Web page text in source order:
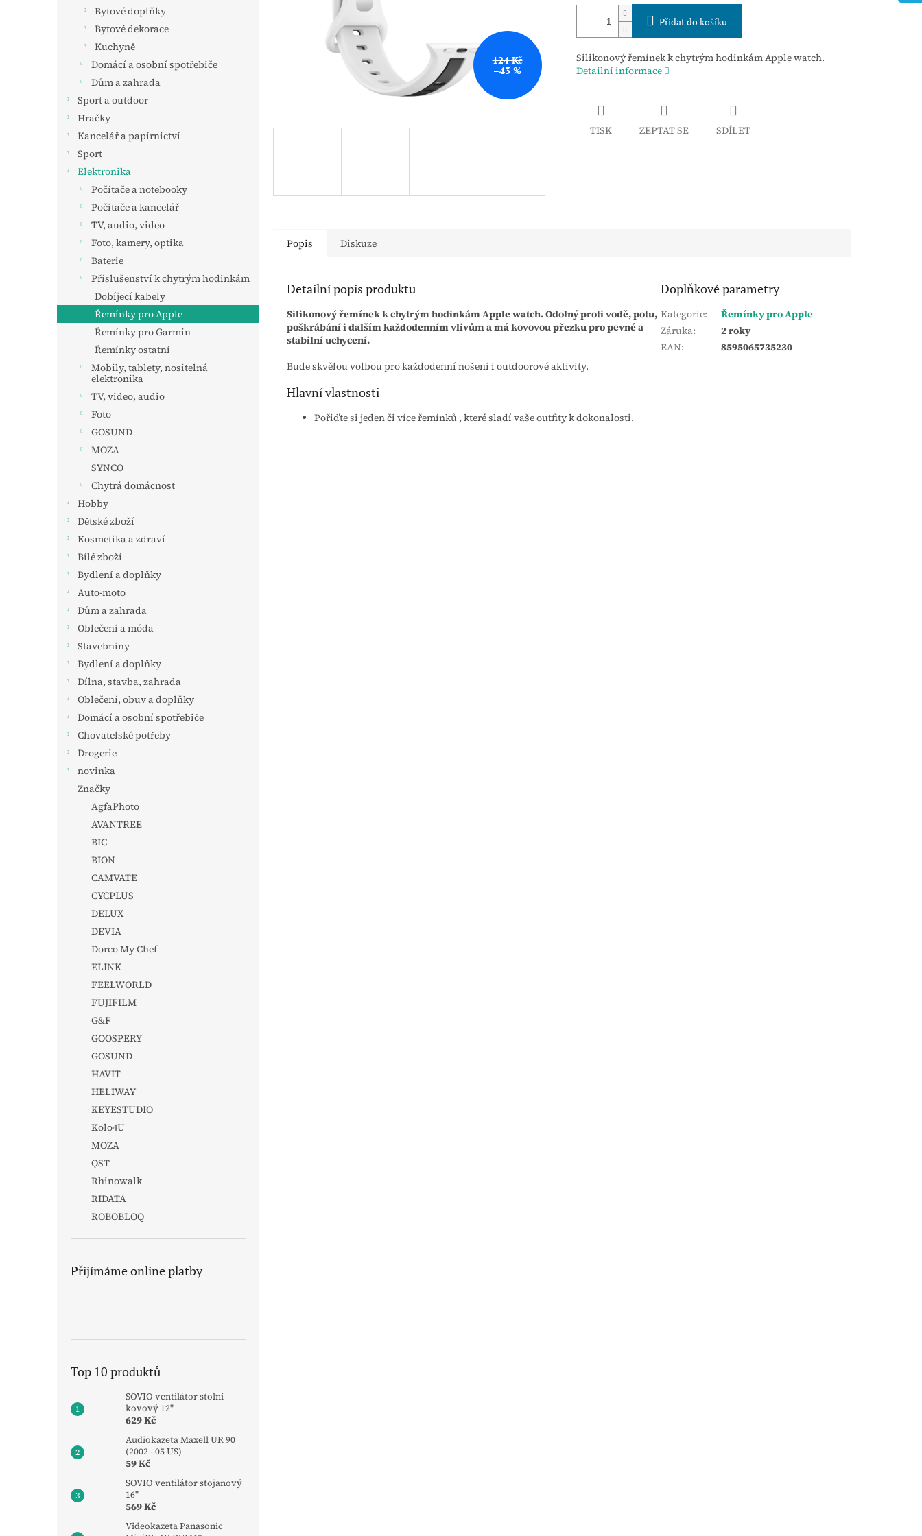
Bytové doplňky
Bytové dekorace
Kuchyně
Domácí a osobní spotřebiče
Dům a zahrada
Sport a outdoor
Hračky
Kancelář a papírnictví
Sport
Elektronika
Počítače a notebooky
Počítače a kancelář
TV, audio, video
Foto, kamery, optika
Baterie
Příslušenství k chytrým hodinkám
Dobíjecí kabely
Řemínky pro Apple
Řemínky pro Garmin
Řemínky ostatní
Mobily, tablety, nositelná
elektronika
TV, video, audio
Foto
GOSUND
MOZA
SYNCO
Chytrá domácnost
Hobby
Dětské zboží
Kosmetika a zdraví
Bílé zboží
Bydlení a doplňky
Auto-moto
Dům a zahrada
Oblečení a móda
Stavebniny
Bydlení a doplňky
Dílna, stavba, zahrada
Oblečení, obuv a doplňky
Domácí a osobní spotřebiče
Chovatelské potřeby
Drogerie
novinka
Značky
AgfaPhoto
AVANTREE
BIC
BION
CAMVATE
CYCPLUS
DELUX
DEVIA
Dorco My Chef
ELINK
FEELWORLD
FUJIFILM
G&F
GOOSPERY
GOSUND
HAVIT
HELIWAY
KEYESTUDIO
Kolo4U
MOZA
QST
Rhinowalk
RIDATA
ROBOBLOQ
Přijímáme online platby
Top 10 produktů
SOVIO ventilátor stolní
kovový 12"
629 Kč
Audiokazeta Maxell UR 90
(2002 - 05 US)
59 Kč
SOVIO ventilátor stojanový
16"
569 Kč
Videokazeta Panasonic
124 Kč
–43 %
Přidat do košíku
Silikonový řemínek k chytrým hodinkám Apple watch.
Detailní informace
TISK ZEPTAT SE SDÍLET
Popis Diskuze
Detailní popis produktu
Silikonový řemínek k chytrým hodinkám Apple watch. Odolný proti vodě, potu,
poškrábání i dalším každodenním vlivům a má kovovou přezku pro pevné a
stabilní uchycení.
Bude skvělou volbou pro každodenní nošení i outdoorové aktivity.
Hlavní vlastnosti
Pořiďte si jeden či více řemínků , které sladí vaše outfity k dokonalosti.
Doplňkové parametry
Kategorie:
Řemínky pro Apple
Záruka:
2 roky
EAN: 8595065735230